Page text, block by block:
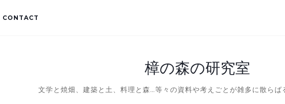
CONTACT
樟の森の研究室
文学と焼畑、建築と土、料理と森…等々の資料や考えごとが雑多に散らば